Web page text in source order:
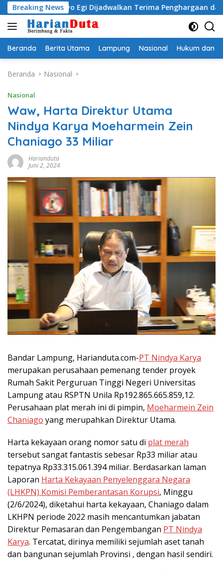
Langsung
ke
konten
Breaking News
Egi Dijadwalkan Terima Penghargaan dari HKBP
Beranda Berita Utama Lampung Nasional Hukum dan
Beranda Nasional
Nasional
Waw, Harta Direktur Utama
Nindya Karya Moeharmein Zein
Chaniago 33 Miliar
Harianduta
Juni 2, 2024
Bandar Lampung, Harianduta.com-PT Nindya Karya
merupakan perusahaan pemenang tender proyek
Rumah Sakit Perguruan Tinggi Negeri Universitas
Lampung atau RSPTN Unila Rp192.865.665.859,12.
Perusahaan plat merah ini di pimpin, Moeharmein Zein
Chaniago yang merupahkan Direktur Utama.
Harta kekayaan orang nomor satu di plat merah
tersebut sangat fantastis sebesar Rp33 miliar atau
tepatnya Rp33.315.061.394 miliar. Berdasarkan laman
Laporan Harta Kekayaan Penyelenggara Negara
(LHKPN) Komisi Pemberantasan Korupsi, Minggu
(2/6/2024), diketahui harta kekayaan, Chaniago dalam
LKHPN periode 2022 masih mencantumkan jabatan
Direktur Pemasaran dan Pengembangan PT Nindya
Karya. Tercatat, dirinya memiliki sejumlah aset tanah
dan bangunan sejumlah Provinsi , dengan hasil sendiri.